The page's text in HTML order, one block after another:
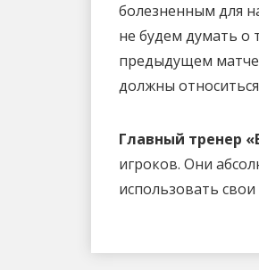
болезненным для
не будем думать о
предыдущем
должны
Главный тренер
игроков. Они
использовать